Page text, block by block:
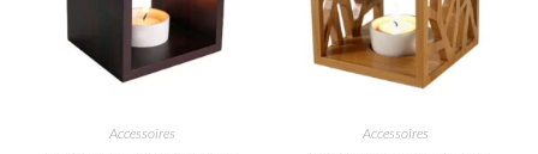
Accessoires Accessoires